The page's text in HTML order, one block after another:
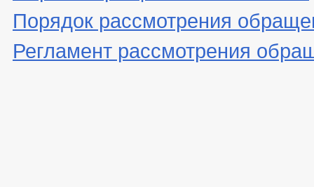
Порядок рассмотрения
Регламент рассмотрения